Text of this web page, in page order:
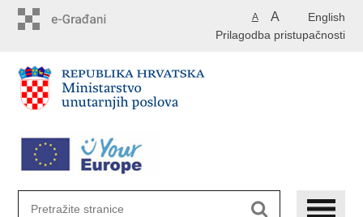
English
A A
Prilagodba pristupačnosti